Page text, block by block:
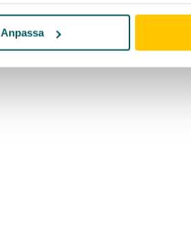
Anpassa